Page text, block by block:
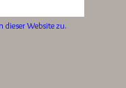
dieser Website zu.